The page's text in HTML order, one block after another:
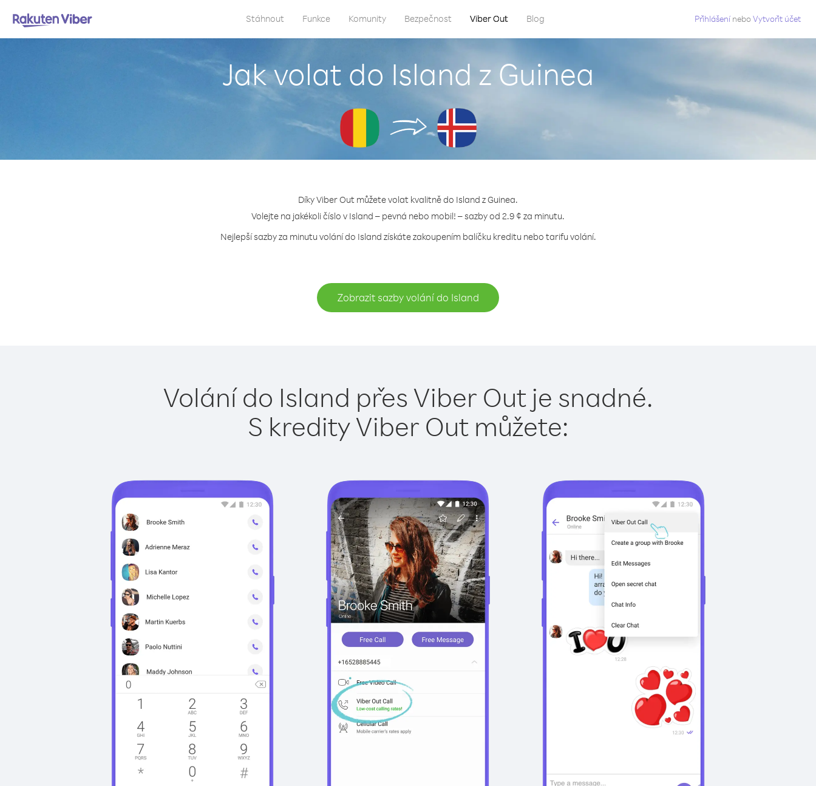
Stáhnout Funkce Komunity Bezpečnost Viber Out Blog Přihlášení neboVytvořit účet
Jak volat do Island z Guinea
Díky Viber Out můžete volat kvalitně do Island z Guinea.
Volejte na jakékoli číslo v Island – pevná nebo mobil! – sazby od 2.9 ¢ za minutu.
Nejlepší sazby za minutu volání do Island získáte zakoupením balíčku kreditu nebo tarifu volání.
Zobrazit sazby volání do Island
Volání do Island přes Viber Out je snadné.
S kredity Viber Out můžete: